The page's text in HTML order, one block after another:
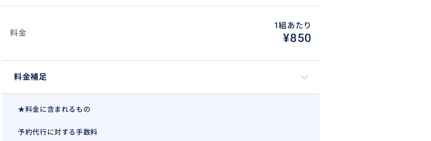
料金
1組あたり
¥850
料金補足
★料金に含まれるもの
予約代行に対する手数料